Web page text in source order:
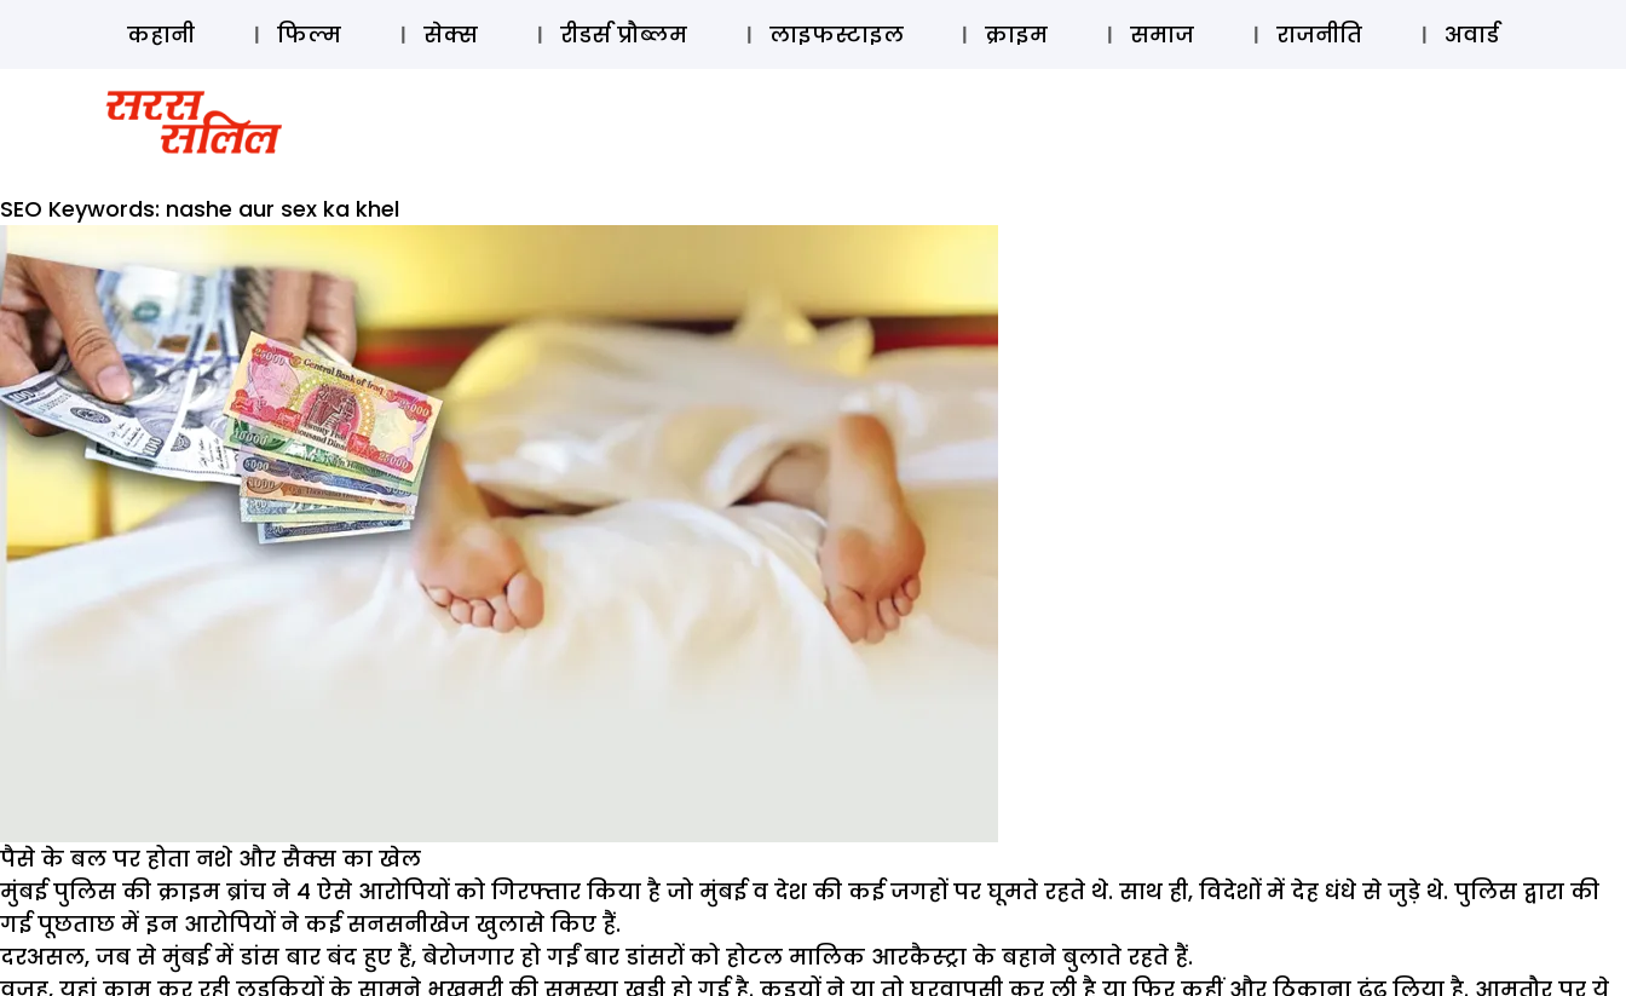
ऑडियो स्टोरी लॉग इन ⚲ SUBSCRIBE
कहानी फिल्म सेक्स रीडर्स प्रौब्लम लाइफस्टाइल क्राइम समाज राजनीति अवार्ड
SEO Keywords: nashe aur sex ka khel
पैसे के बल पर होता नशे और सैक्स का खेल
मुंबई पुलिस की क्राइम ब्रांच ने 4 ऐसे आरोपियों को गिरफ्तार किया है जो मुंबई व देश की कई जगहों पर घूमते रहते थे. साथ ही, विदेशों में देह धंधे से जुड़े थे. पुलिस द्वारा की
गई पूछताछ में इन आरोपियों ने कई सनसनीखेज खुलासे किए हैं.
दरअसल, जब से मुंबई में डांस बार बंद हुए हैं, बेरोजगार हो गईं बार डांसरों को होटल मालिक आरकैस्ट्रा के बहाने बुलाते रहते हैं.
वजह, यहां काम कर रही लड़कियों के सामने भुखमरी की समस्या खड़ी हो गई है. कइयों ने या तो घरवापसी कर ली है या फिर कहीं और ठिकाना ढूंढ़ लिया है. आमतौर पर ये